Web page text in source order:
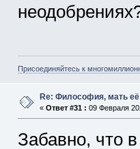
Присоединяйтесь к
Re: Философия, мать её
« Ответ #31 : 09 Февраля
Забавно, что